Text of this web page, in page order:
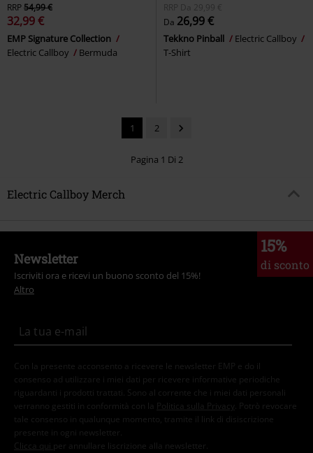
RRP54,99 €
32,99 €
EMP Signature Collection
Electric Callboy
Bermuda
RRP
Da 29,99 €
Da 26,99 €
Tekkno Pinball
Electric Callboy
T-Shirt
1 2
Pagina 1 Di 2
Electric Callboy Merch
15%
di sconto
Newsletter
Iscriviti ora e ricevi un buono sconto del 15%!
Altro
Con la presente acconsento a ricevere le newsletter EMP e do il
consenso ad utilizzare i miei dati per ricevere informative periodiche
riguardanti i prodotti trattati. Sono al corrente che i miei dati personali
verranno gestiti in conformità con la
Politica sulla Privacy
. Potrò revocare
tale consenso in qualunque momento, tramite il link di disiscrizione
presente in ogni newsletter.
Clicca qui per annullare liscrizione alla newsletter.